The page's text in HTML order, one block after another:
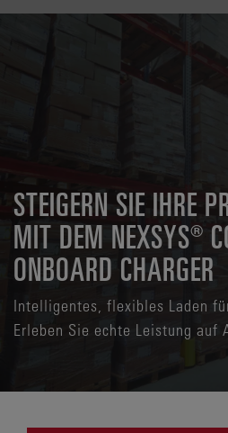
STEIGERN SIE IHRE
MIT DEM NEXSYS®
ONBOARD CHARGER
Intelligentes, flexibles Laden
Erleben Sie echte Leistung auf